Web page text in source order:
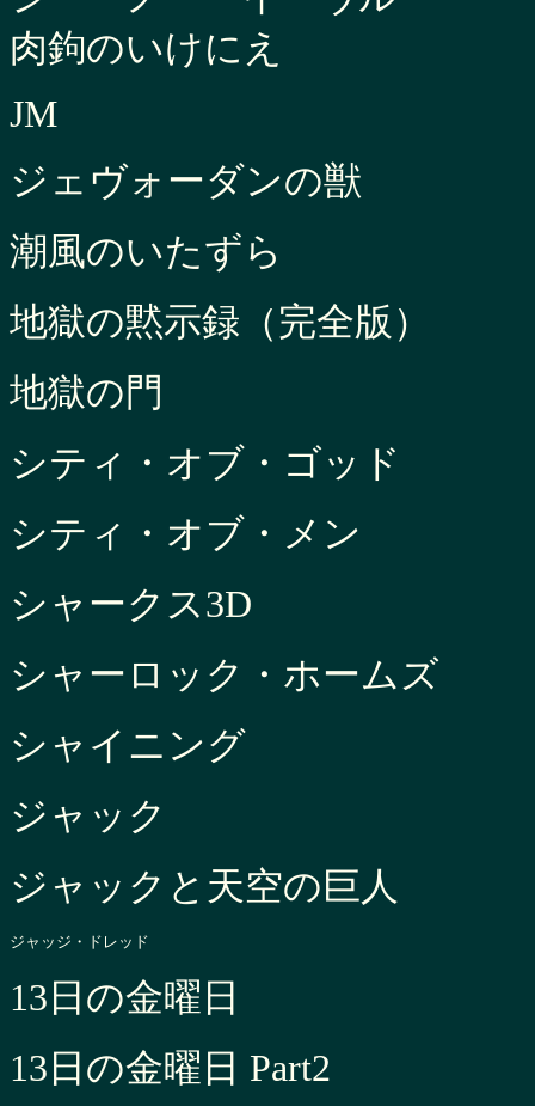
肉鉤のいけにえ
JM
ジェヴォーダンの獣
潮風のいたずら
地獄の黙示録（完全版）
地獄の門
シティ・オブ・ゴッド
シティ・オブ・メン
シャークス3D
シャーロック・ホームズ
シャイニング
ジャック
ジャックと天空の巨人
ジャッジ・ドレッド
13日の金曜日
13日の金曜日 Part2